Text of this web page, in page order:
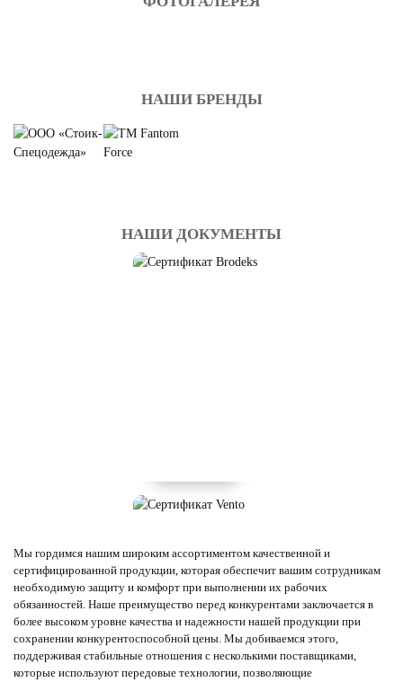
СИГНАЛЬНАЯ
НАШИ БРЕНДЫ
НАШИ ДОКУМЕНТЫ
Мы гордимся нашим широким ассортиментом качественной и
сертифицированной продукции, которая обеспечит вашим сотрудникам
необходимую защиту и комфорт при выполнении их рабочих
обязанностей. Наше преимущество перед конкурентами заключается в
более высоком уровне качества и надежности нашей продукции при
сохранении конкурентоспособной цены. Мы добиваемся этого,
поддерживая стабильные отношения с несколькими поставщиками,
которые используют передовые технологии, позволяющие